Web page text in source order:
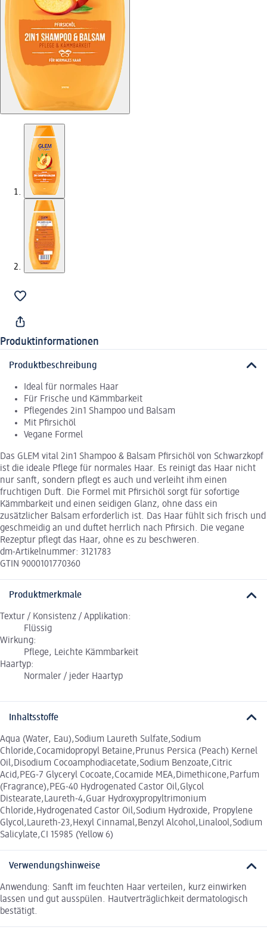
Produktinformationen
Produktbeschreibung
Ideal für normales Haar
Für Frische und Kämmbarkeit
Pflegendes 2in1 Shampoo und Balsam
Mit Pfirsichöl
Vegane Formel
Das GLEM vital 2in1 Shampoo & Balsam Pfirsichöl von Schwarzkopf
ist die ideale Pflege für normales Haar. Es reinigt das Haar nicht
nur sanft, sondern pflegt es auch und verleiht ihm einen
fruchtigen Duft. Die Formel mit Pfirsichöl sorgt für sofortige
Kämmbarkeit und einen seidigen Glanz, ohne dass ein
zusätzlicher Balsam erforderlich ist. Das Haar fühlt sich frisch und
geschmeidig an und duftet herrlich nach Pfirsich. Die vegane
Rezeptur pflegt das Haar, ohne es zu beschweren.
dm-Artikelnummer: 3121783
GTIN 9000101770360
Produktmerkmale
Textur / Konsistenz / Applikation:
Flüssig
Wirkung:
Pflege, Leichte Kämmbarkeit
Haartyp:
Normaler / jeder Haartyp
Inhaltsstoffe
Aqua (Water, Eau),Sodium Laureth Sulfate,Sodium
Chloride,Cocamidopropyl Betaine,Prunus Persica (Peach) Kernel
Oil,Disodium Cocoamphodiacetate,Sodium Benzoate,Citric
Acid,PEG-7 Glyceryl Cocoate,Cocamide MEA,Dimethicone,Parfum
(Fragrance),PEG-40 Hydrogenated Castor Oil,Glycol
Distearate,Laureth-4,Guar Hydroxypropyltrimonium
Chloride,Hydrogenated Castor Oil,Sodium Hydroxide, Propylene
Glycol,Laureth-23,Hexyl Cinnamal,Benzyl Alcohol,Linalool,Sodium
Salicylate,CI 15985 (Yellow 6)
Verwendungshinweise
Anwendung: Sanft im feuchten Haar verteilen, kurz einwirken
lassen und gut ausspülen. Hautverträglichkeit dermatologisch
bestätigt.